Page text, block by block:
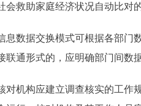
会救助家庭经济状况自动比对
据交换模式可根据各部门数
联通形式的，应明确部门间数
构应建立调查核实的工作规